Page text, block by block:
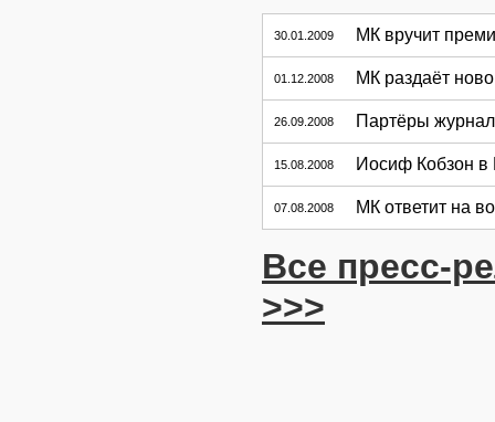
30.01.2009 МК вручит
01.12.2008 МК раздаёт
26.09.2008 Партёры
15.08.2008 Иосиф Кобзон в
07.08.2008 МК ответит на
Все пресс-
>>>